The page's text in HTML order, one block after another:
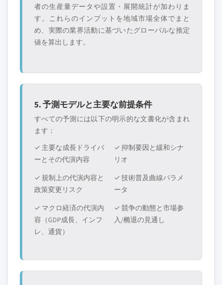
者の生産量データや設置・展開統計が加わりま
す。これらのインプットを地域市場全体でまと
め、実際の業界活動に基づいたグローバルな推定
値を算出します。
5. 予測モデルと主要な前提条件
すべての予測には以下の明示的な文書化が含まれ
ます：
✓ 主要な成長ドライバ
ーとその代演内容
✓ 抑制要因と緩和シナ
リオ
✓ 規制上の代演内容と
政策変更リスク
✓ 技術普及曲線パラメ
ータ
✓ マクロ経済の代演内
容（GDP成長、インフ
レ、通貨）
✓ 競争の動態と市場参
入/椭退の見通し